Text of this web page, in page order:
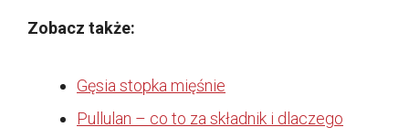
Zobacz także:
Gęsia stopka mięśnie
Pullulan – co to za składnik i dlaczego